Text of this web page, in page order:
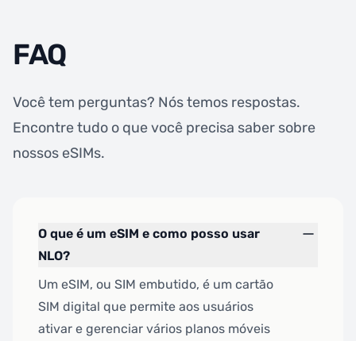
FAQ
Você tem perguntas? Nós temos respostas.
Encontre tudo o que você precisa saber sobre
nossos eSIMs.
O que é um eSIM e como posso usar
NLO?
Um eSIM, ou SIM embutido, é um cartão
SIM digital que permite aos usuários
ativar e gerenciar vários planos móveis